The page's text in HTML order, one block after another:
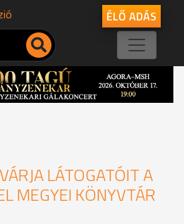
ÉLŐ ADÁS
LÁTOGATÓIT A
MEGYEI KÖNYVTÁR